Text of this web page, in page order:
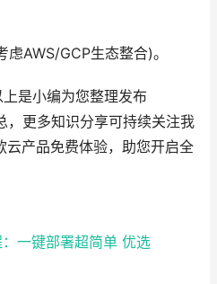
AWS/GCP生态整合)。
上是小编为您整理发布
更多知识分享可持续关注我
产品免费体验，助您开启全
一键部署超简单 优选